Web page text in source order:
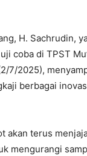
H. Sachrudin,
coba di TPST
7/2025),
berbagai
akan terus
mengurangi